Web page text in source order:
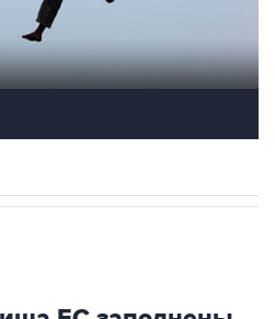
ЕС заполнены
за 5 лет